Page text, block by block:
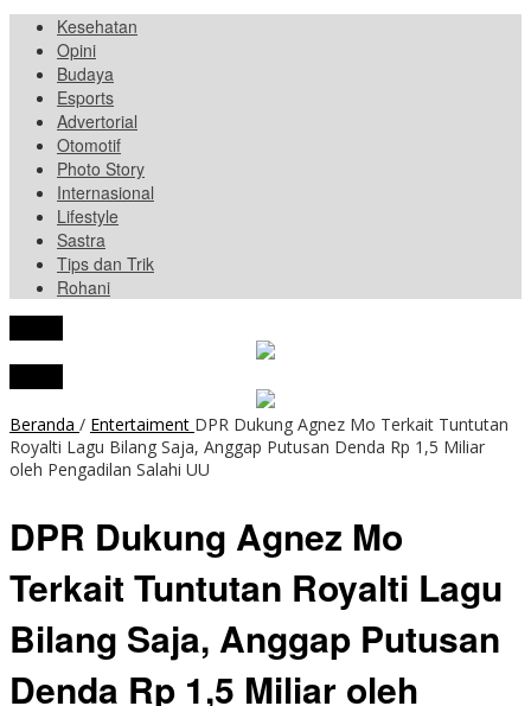
Kesehatan
Opini
Budaya
Esports
Advertorial
Otomotif
Photo Story
Internasional
Lifestyle
Sastra
Tips dan Trik
Rohani
Beranda / Entertaiment DPR Dukung Agnez Mo Terkait Tuntutan
Royalti Lagu Bilang Saja, Anggap Putusan Denda Rp 1,5 Miliar
oleh Pengadilan Salahi UU
DPR Dukung Agnez Mo
Terkait Tuntutan Royalti Lagu
Bilang Saja, Anggap Putusan
Denda Rp 1,5 Miliar oleh